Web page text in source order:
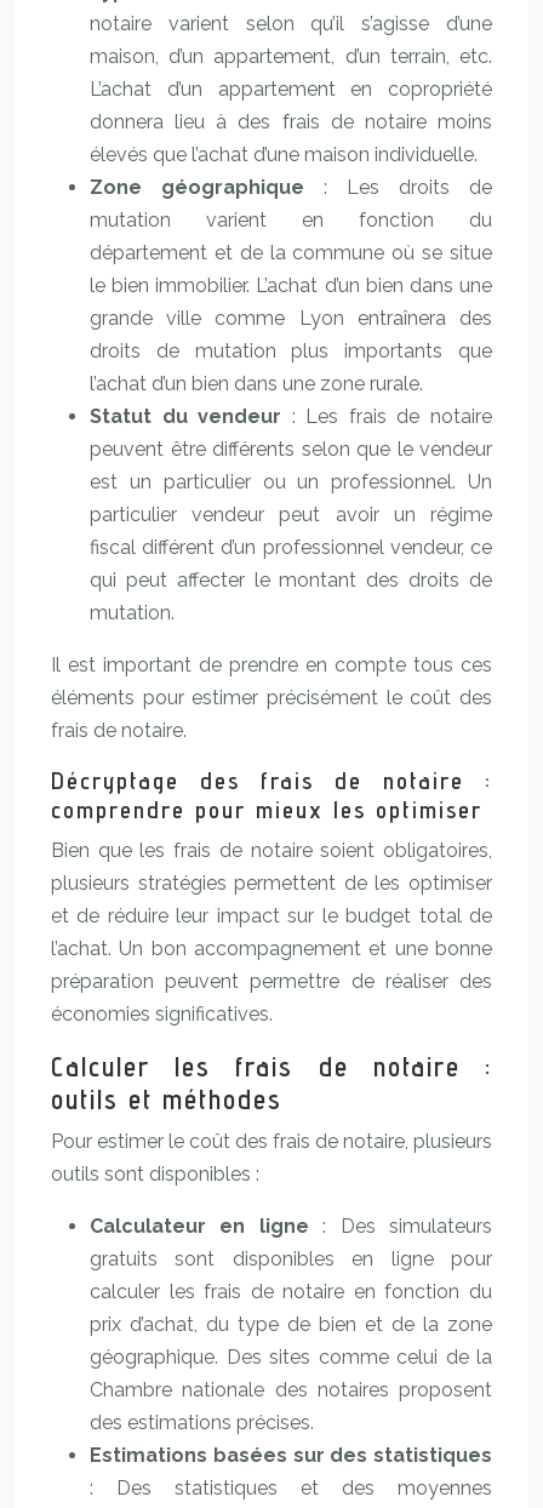
notaire varient selon qu’il s’agisse d’une
maison, d’un appartement, d’un terrain, etc.
L’achat d’un appartement en copropriété
donnera lieu à des frais de notaire moins
élevés que l’achat d’une maison individuelle.
Zone géographique : Les droits de
mutation varient en fonction du
département et de la commune où se situe
le bien immobilier. L’achat d’un bien dans une
grande ville comme Lyon entraînera des
droits de mutation plus importants que
l’achat d’un bien dans une zone rurale.
Statut du vendeur : Les frais de notaire
peuvent être différents selon que le vendeur
est un particulier ou un professionnel. Un
particulier vendeur peut avoir un régime
fiscal différent d’un professionnel vendeur, ce
qui peut affecter le montant des droits de
mutation.
Il est important de prendre en compte tous ces
éléments pour estimer précisément le coût des
frais de notaire.
Décryptage des frais de notaire :
comprendre pour mieux les optimiser
Bien que les frais de notaire soient obligatoires,
plusieurs stratégies permettent de les optimiser
et de réduire leur impact sur le budget total de
l’achat. Un bon accompagnement et une bonne
préparation peuvent permettre de réaliser des
économies significatives.
Calculer les frais de notaire :
outils et méthodes
Pour estimer le coût des frais de notaire, plusieurs
outils sont disponibles :
Calculateur en ligne: Des simulateurs
gratuits sont disponibles en ligne pour
calculer les frais de notaire en fonction du
prix d’achat, du type de bien et de la zone
géographique. Des sites comme celui de la
Chambre nationale des notaires proposent
des estimations précises.
Estimations basées sur des statistiques
: Des statistiques et des moyennes